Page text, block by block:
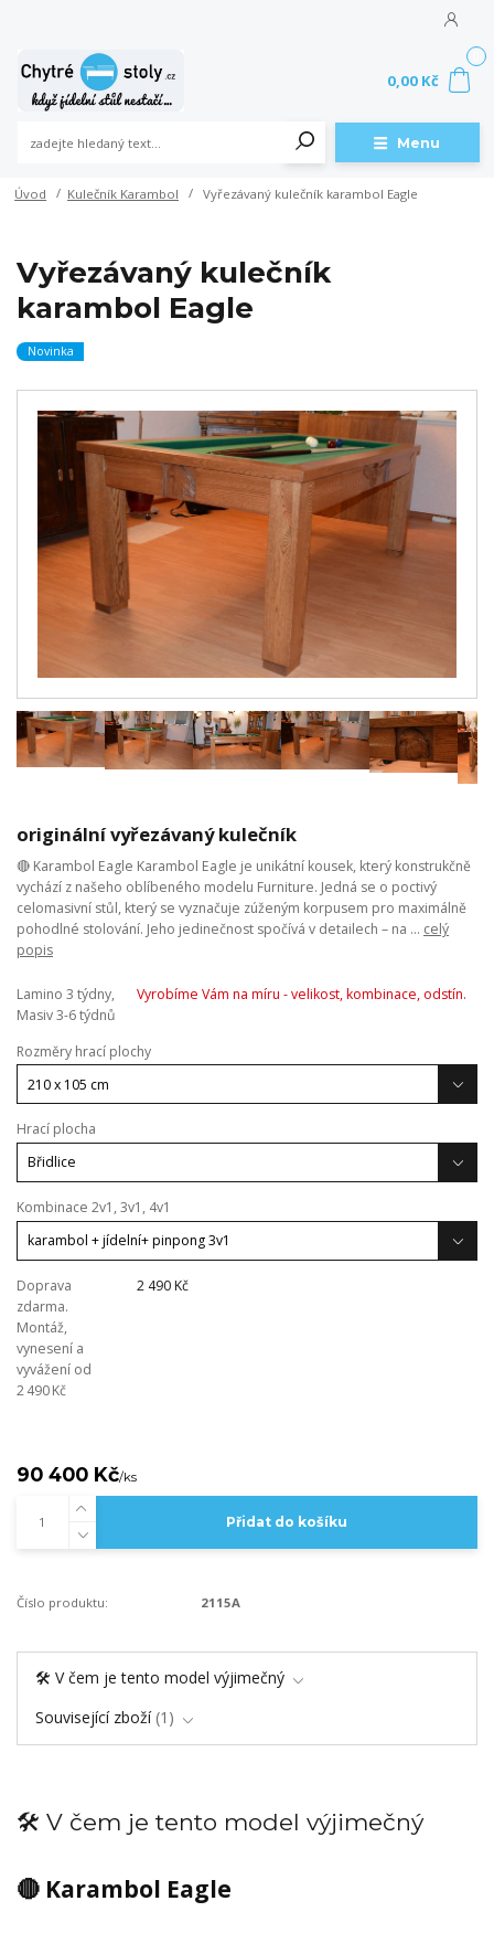
Menu
0,00 Kč
Úvod Kulečník Karambol Vyřezávaný kulečník karambol Eagle
Vyřezávaný kulečník
karambol Eagle
Novinka
originální vyřezávaný kulečník
🔴 Karambol Eagle Karambol Eagle je unikátní kousek, který konstrukčně
vychází z našeho oblíbeného modelu Furniture. Jedná se o poctivý
celomasivní stůl, který se vyznačuje zúženým korpusem pro maximálně
pohodlné stolování. Jeho jedinečnost spočívá v detailech – na ... celý
popis
Lamino 3 týdny,
Masiv 3-6 týdnů
Vyrobíme Vám na míru - velikost, kombinace, odstín.
Rozměry hrací plochy
Hrací plocha
Kombinace 2v1, 3v1, 4v1
Doprava
zdarma.
Montáž,
vynesení a
vyvážení od
2 490 Kč
2 490 Kč
90 400 Kč/ks
Přidat do košíku
Číslo produktu: 2115A
🛠️ V čem je tento model výjimečný
Související zboží 1
🛠️ V čem je tento model výjimečný
🔴 Karambol Eagle